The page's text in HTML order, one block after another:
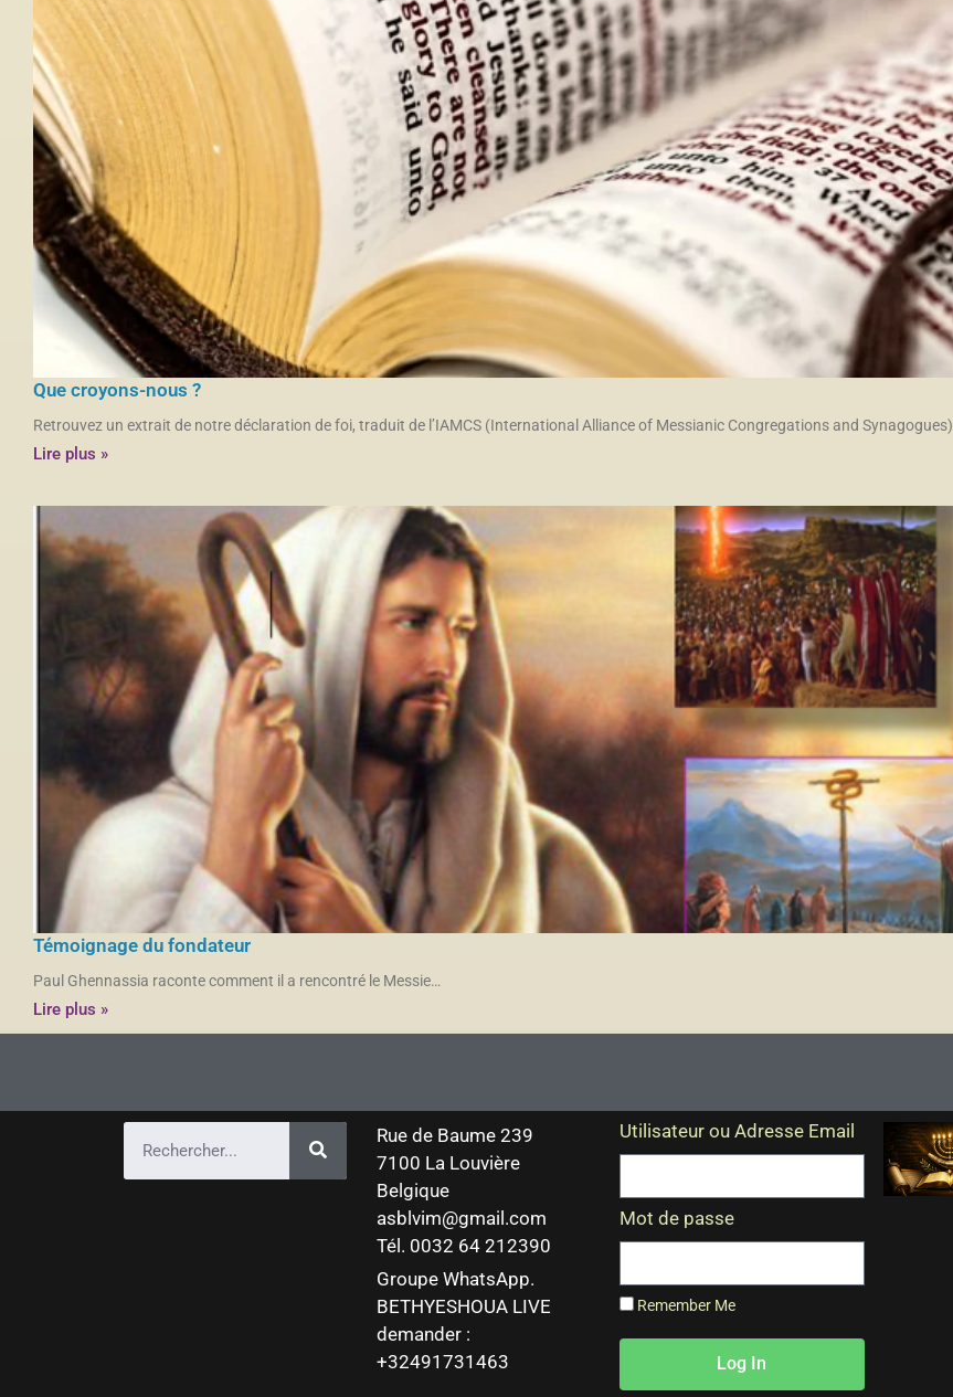
Que croyons-nous ?
Retrouvez un extrait de notre déclaration de foi, traduit de l’IAMCS (International Alliance of Messianic Congregations and Synagogues)
Lire plus »
Témoignage du fondateur
Paul Ghennassia raconte comment il a rencontré le Messie…
Lire plus »
Rue de Baume 239
7100 La Louvière
Belgique
asblvim@gmail.com
Tél. 0032 64 212390
Groupe WhatsApp.
BETHYESHOUA LIVE
demander :
+32491731463
Utilisateur ou Adresse Email
Mot de passe
Remember Me
Log In